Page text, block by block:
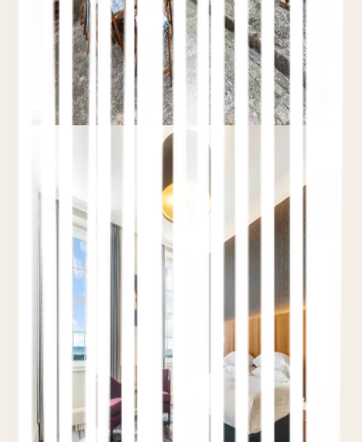
optimización del Google Business Profile,
coherencia NAP, citas, reseñas y contenido
local.
Leer el artículo completo
Schema Markup para Hoteles:
LodgingBusiness, Ofertas y
Reseñas
9 de junio de 2026
Teo Yordanov
11 min de lectura
Tipos LodgingBusiness y Hotel
Marcado
de ofertas y reseñas
Alimenta la búsqueda
Guía práctica de datos estructurados para
hoteles: esquemas LodgingBusiness, Offer,
AggregateRating y FAQ, por qué la mayoría de